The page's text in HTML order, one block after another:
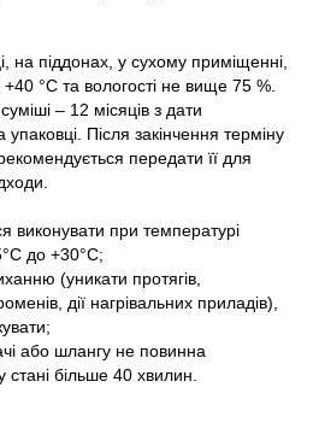
на піддонах, у сухому приміщенні,
°С та вологості не вище 75 %.
– 12 місяців з дати
Після закінчення терміну
передати її для
виконувати при температурі
до +30°С;
(уникати протягів,
дії нагрівальних приладів),
або шлангу не повинна
більше 40 хвилин.